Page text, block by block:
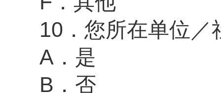
10． 您所在单位 ／
A． 是
B．否